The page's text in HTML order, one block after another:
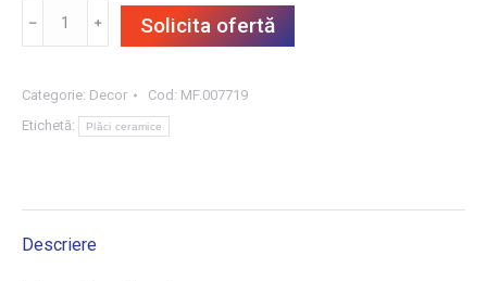
WOOD
GREY
﹣ ﹢ Solicita ofertă
Categorie: Decor Cod: MF.007719
Etichetă:
Plăci ceramice
Descriere